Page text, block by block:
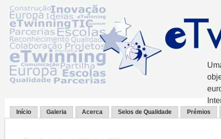
Início Galeria Acerca Selos de Qualidade Prémios